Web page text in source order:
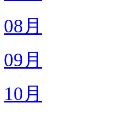
08月
09月
10月